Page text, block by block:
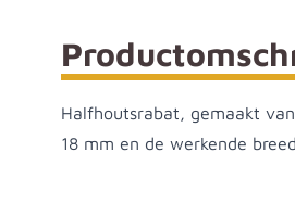
Halfhoutsrabat, gemaakt
18 mm en de werkende